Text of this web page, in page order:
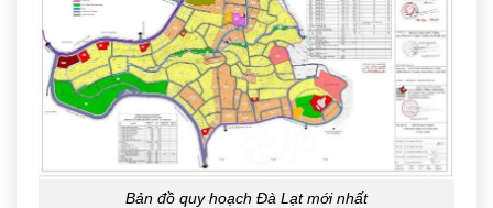
Bản đồ quy hoạch Đà Lạt mới nhất